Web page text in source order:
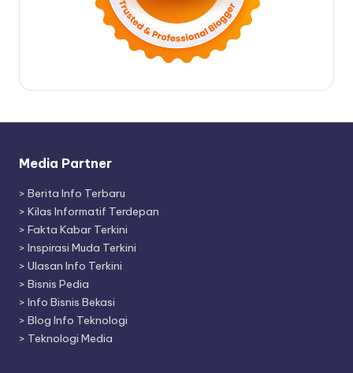
Media Partner
> Berita Info Terbaru
> Kilas Informatif Terdepan
> Fakta Kabar Terkini
> Inspirasi Muda Terkini
> Ulasan Info Terkini
> Bisnis Pedia
> Info Bisnis Bekasi
> Blog Info Teknologi
> Teknologi Media